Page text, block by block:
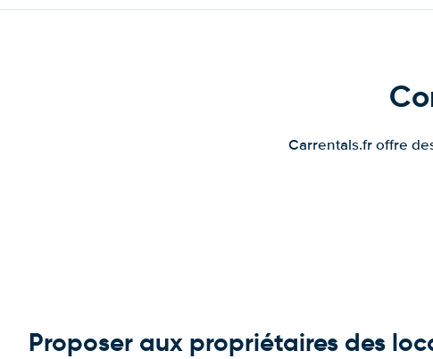
Carrentals.fr offre
Proposer aux propriétaires des